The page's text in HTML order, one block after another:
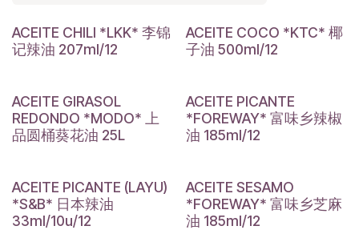
ACEITE CHILI *LKK* 李锦
记辣油 207ml/12
ACEITE COCO *KTC* 椰
子油 500ml/12
ACEITE GIRASOL
REDONDO *MODO* 上
品圆桶葵花油 25L
ACEITE PICANTE
*FOREWAY* 富味乡辣椒
油 185ml/12
ACEITE PICANTE (LAYU)
*S&B* 日本辣油
33ml/10u/12
ACEITE SESAMO
*FOREWAY* 富味乡芝麻
油 185ml/12